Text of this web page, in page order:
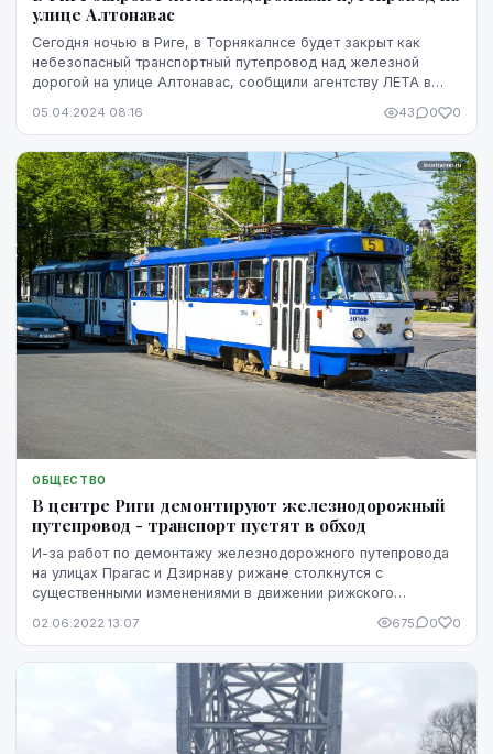
улице Алтонавас
Сегодня ночью в Риге, в Торнякалнсе будет закрыт как
небезопасный транспортный путепровод над железной
дорогой на улице Алтонавас, сообщили агентству ЛЕТА в
05.04.2024 08:16 43 0 0
ОБЩЕСТВО
В центре Риги демонтируют железнодорожный
путепровод - транспорт пустят в обход
И-за работ по демонтажу железнодорожного путепровода
на улицах Прагас и Дзирнаву рижане столкнутся с
существенными изменениями в движении рижского
02.06.2022 13:07 675 0 0